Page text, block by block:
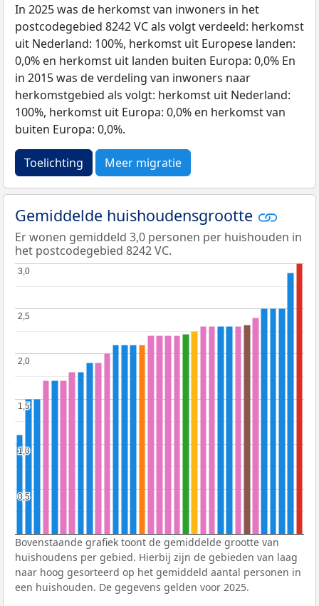
In 2025 was de herkomst van inwoners in het
postcodegebied 8242 VC als volgt verdeeld: herkomst
uit Nederland: 100%, herkomst uit Europese landen:
0,0% en herkomst uit landen buiten Europa: 0,0% En
in 2015 was de verdeling van inwoners naar
herkomstgebied als volgt: herkomst uit Nederland:
100%, herkomst uit Europa: 0,0% en herkomst van
buiten Europa: 0,0%.
Toelichting Meer migratie
Gemiddelde huishoudensgrootte
Er wonen gemiddeld 3,0 personen per huishouden in
het postcodegebied 8242 VC.
0,5
0,5
1,0
1,0
1,5
1,5
2,0
2,0
2,5
2,5
3,0
3,0
Bovenstaande grafiek toont de gemiddelde grootte van
huishoudens per gebied. Hierbij zijn de gebieden van laag
naar hoog gesorteerd op het gemiddeld aantal personen in
een huishouden. De gegevens gelden voor 2025.